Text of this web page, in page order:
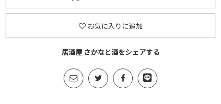
お気に入りに追加
居酒屋 さかなと酒をシェアする